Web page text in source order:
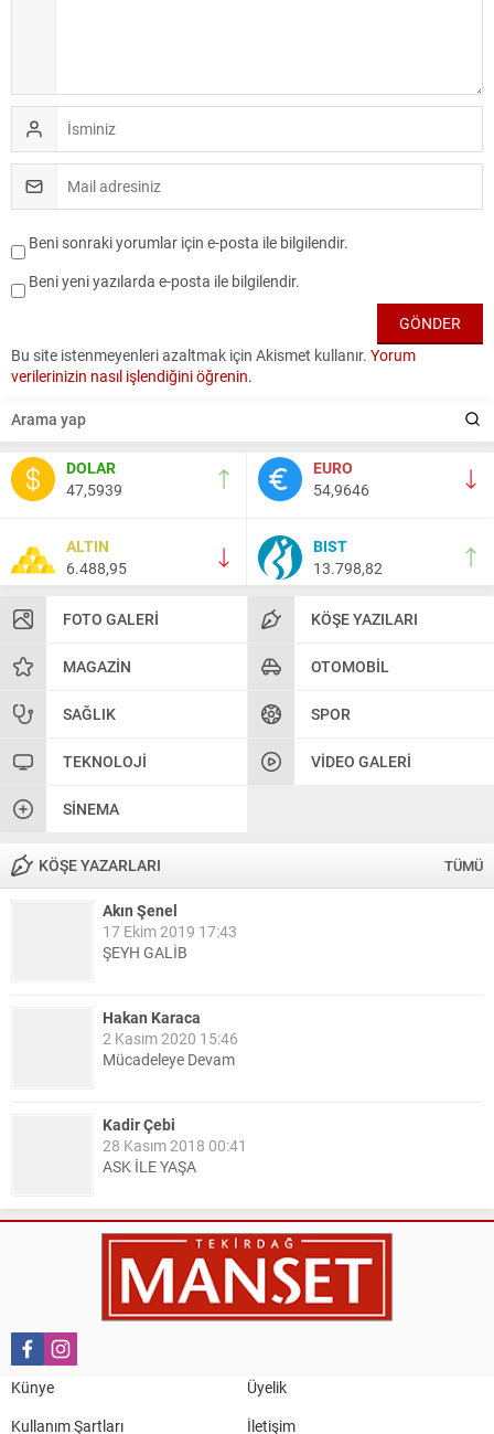
DOLAR
47,5939
EURO
54,9646
ALTIN
6.488,95
BIST
13.798,82
FOTO GALERI KÖŞE YAZILARI
MAGAZIN OTOMOBIL
SAĞLIK SPOR
TEKNOLOJI VIDEO GALERI
SINEMA
KÖŞE YAZARLARI TÜMÜ
Akın Şenel
17 Ekim 2019 17:43
ŞEYH GALİB
Hakan Karaca
2 Kasım 2020 15:46
Mücadeleye Devam
Kadir Çebi
28 Kasım 2018 00:41
ASK İLE YAŞA
Nail Kazanç
10 Mart 2023 21:36
HAYDİ TEKİRDAĞ MAÇA !!!!
TEKİRDAĞ İL EMNİYET MÜDÜRÜMÜZE HAYIRLI OLSUN
Beni sonraki yorumlar için e-posta ile bilgilendir.
Beni yeni yazılarda e-posta ile bilgilendir.
Bu site istenmeyenleri azaltmak için Akismet kullanır. Yorum
verilerinizin nasıl işlendiğini öğrenin.
Künye
Üyelik
Kullanım Şartları
İletişim